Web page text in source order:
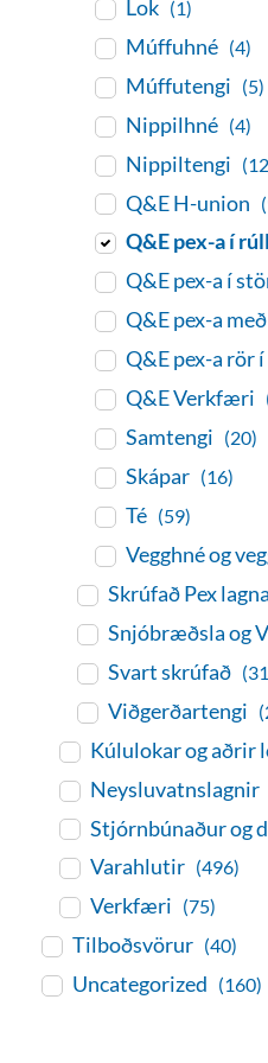
Lok (1)
Múffuhné (4)
Múffutengi (5)
Nippilhné (4)
Nippiltengi
Q&E H-union
Q&E pex-a í
Q&E pex-a í
Q&E pex-a
Q&E pex-a rör
Q&E Verkfæri
Samtengi (20)
Skápar (16)
Té (59)
Vegghné og
Skrúfað Pex
Snjóbræðsla og
Svart skrúfað
Viðgerðartengi
Kúlulokar og aðrir
Neysluvatnslagnir
Stjórnbúnaður og
Varahlutir (496)
Verkfæri (75)
Tilboðsvörur (40)
Uncategorized (160)